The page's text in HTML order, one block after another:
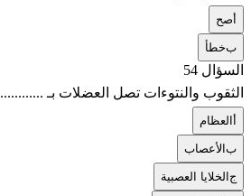
صح
بخطأ
السؤال 54
الثقوب والنتوءات تصل العضلات بـ .............
العظام
بالأعصاب
جالخلايا العصبية